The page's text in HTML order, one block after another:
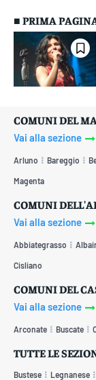
■ PRIMA
COMUNI DEL
Vai alla sezione
Arluno Bareggio
Magenta
COMUNI
Vai alla sezione
Abbiategrasso
Cisliano
COMUNI DEL
Vai alla sezione
Arconate Buscate
TUTTE LE
Bustese Legnanese